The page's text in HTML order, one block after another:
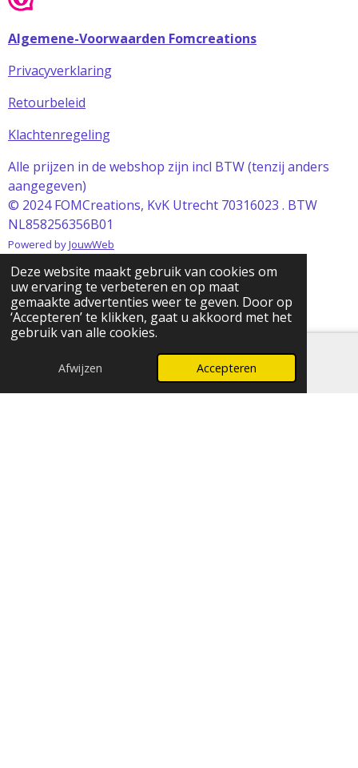
Deze website maakt gebruik van cookies om
uw ervaring te verbeteren en op maat
gemaakte advertenties weer te geven. Door op
‘Accepteren’ te klikken, gaat u akkoord met het
gebruik van alle cookies.
Afwijzen Accepteren
Algemene-Voorwaarden Fomcreations
Privacyverklaring
Retourbeleid
Klachtenregeling
Alle prijzen in de webshop zijn incl BTW (tenzij anders
aangegeven)
© 2024 FOMCreations, KvK Utrecht 70316023 . BTW
NL858256356B01
Powered byJouwWeb
E-mailadres